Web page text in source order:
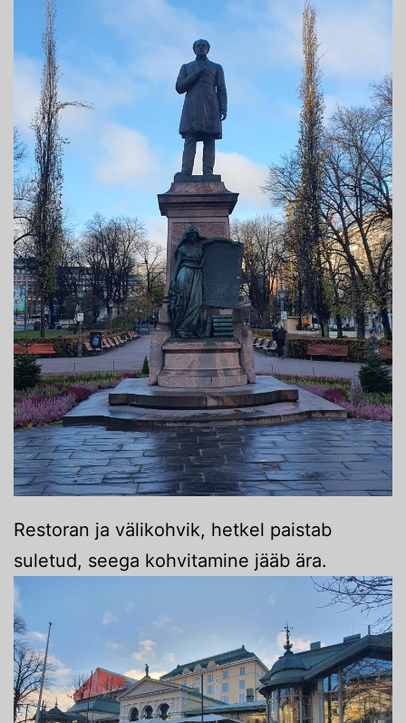
Restoran ja välikohvik, hetkel paistab
suletud, seega kohvitamine jääb ära.